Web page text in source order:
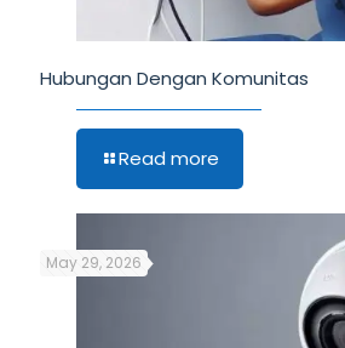
Hubungan Dengan Komunitas
Read more
May 29, 2026